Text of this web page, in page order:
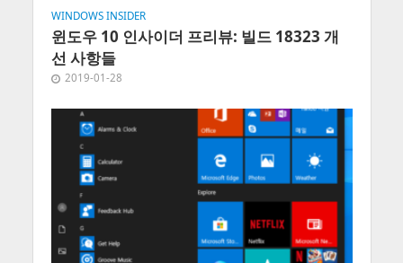
WINDOWS INSIDER
윈도우 10 인사이더 프리뷰: 빌드 18323 개
선 사항들
2019-01-28